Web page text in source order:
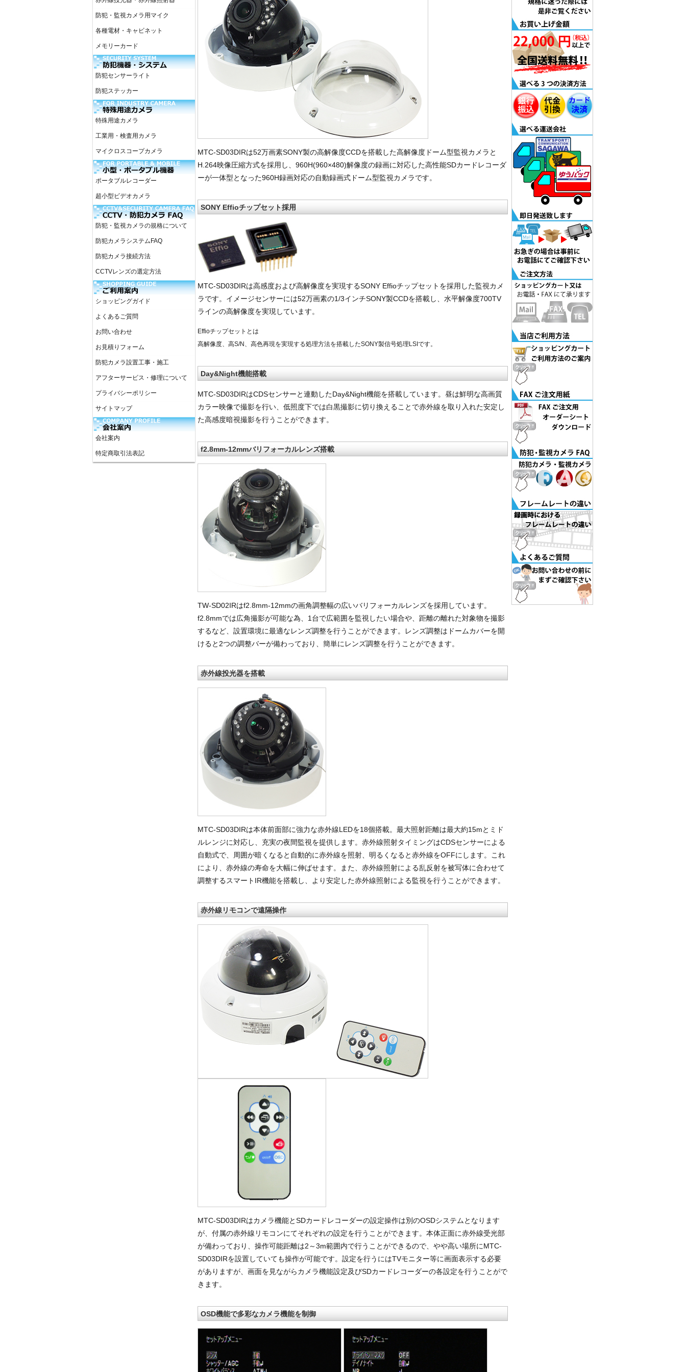
MTC-SD03DIRは52万画素SONY製の高解像度CCDを搭載した高解像度ドーム型監視カメラと
H.264映像圧縮方式を採用し、960H(960×480)解像度の録画に対応した高性能SDカードレコーダ
ーが一体型となった960H録画対応の自動録画式ドーム型監視カメラです。
SONY Effioチップセット採用
MTC-SD03DIRは高感度および高解像度を実現するSONY Effioチップセットを採用した監視カメ
ラです。イメージセンサーには52万画素の1/3インチSONY製CCDを搭載し、水平解像度700TV
ラインの高解像度を実現しています。
Effioチップセットとは
高解像度、高S/N、高色再現を実現する処理方法を搭載したSONY製信号処理LSIです。
Day&Night機能搭載
MTC-SD03DIRはCDSセンサーと連動したDay&Night機能を搭載しています。昼は鮮明な高画質
カラー映像で撮影を行い、低照度下では白黒撮影に切り換えることで赤外線を取り入れた安定し
た高感度暗視撮影を行うことができます。
f2.8mm-12mmバリフォーカルレンズ搭載
TW-SD02IRはf2.8mm-12mmの画角調整幅の広いバリフォーカルレンズを採用しています。
f2.8mmでは広角撮影が可能な為、1台で広範囲を監視したい場合や、距離の離れた対象物を撮影
するなど、設置環境に最適なレンズ調整を行うことができます。レンズ調整はドームカバーを開
けると2つの調整バーが備わっており、簡単にレンズ調整を行うことができます。
赤外線投光器を搭載
MTC-SD03DIRは本体前面部に強力な赤外線LEDを18個搭載。最大照射距離は最大約15mとミド
ルレンジに対応し、充実の夜間監視を提供します。赤外線照射タイミングはCDSセンサーによる
自動式で、周囲が暗くなると自動的に赤外線を照射、明るくなると赤外線をOFFにします。これ
により、赤外線の寿命を大幅に伸ばせます。また、赤外線照射による乱反射を被写体に合わせて
調整するスマートIR機能を搭載し、より安定した赤外線照射による監視を行うことができます。
赤外線リモコンで遠隔操作
MTC-SD03DIRはカメラ機能とSDカードレコーダーの設定操作は別のOSDシステムとなります
が、付属の赤外線リモコンにてそれぞれの設定を行うことができます。本体正面に赤外線受光部
が備わっており、操作可能距離は2～3m範囲内で行うことができるので、やや高い場所にMTC-
SD03DIRを設置していても操作が可能です。設定を行うにはTVモニター等に画面表示する必要
がありますが、画面を見ながらカメラ機能設定及びSDカードレコーダーの各設定を行うことがで
きます。
OSD機能で多彩なカメラ機能を制御
防犯・監視カメラ用マイク
各種電材・キャビネット
メモリーカード
防犯センサーライト
防犯ステッカー
特殊用途カメラ
工業用・検査用カメラ
マイクロスコープカメラ
ポータブルレコーダー
超小型ビデオカメラ
防犯・監視カメラの規格について
防犯カメラシステムFAQ
防犯カメラ接続方法
CCTVレンズの選定方法
ショッピングガイド
よくあるご質問
お問い合わせ
お見積りフォーム
防犯カメラ設置工事・施工
アフターサービス・修理について
プライバシーポリシー
サイトマップ
会社案内
特定商取引法表記